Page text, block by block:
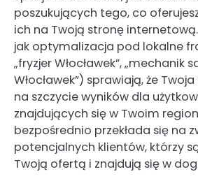
poszukujących tego, co
ich na Twoją stronę
jak optymalizacja pod lokalne
„fryzjer Włocławek”, „mechanik
Włocławek”) sprawiają, że
na szczycie wyników dla
znajdujących się w Twoim
bezpośrednio przekłada się na
potencjalnych klientów, którzy
Twoją ofertą i znajdują się w